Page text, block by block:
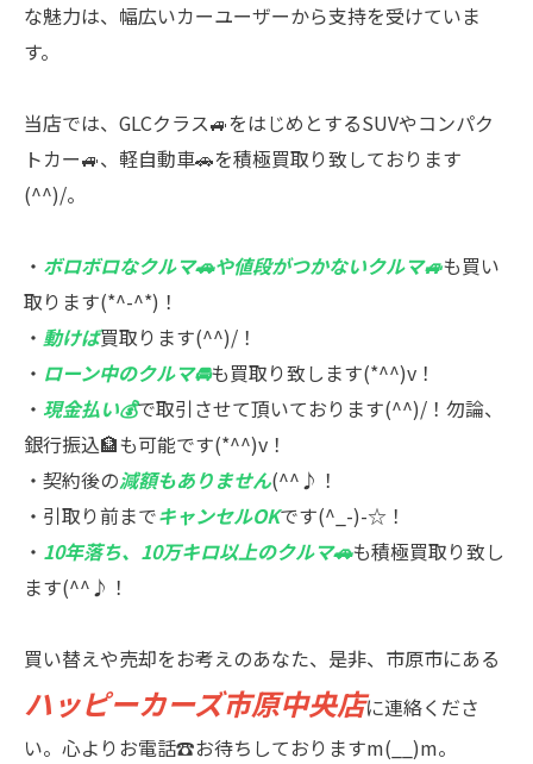
な魅力は、幅広いカーユーザーから支持を受けていま
す。
当店では、GLCクラス🚙をはじめとするSUVやコンパク
トカー🚙、軽自動車🚗を積極買取り致しております
(^^)/。
・ ボロボロなクルマ🚗や値段がつかないクルマ🚙も買い
取ります(*^-^*)！
・ 動けば買取ります(^^)/！
・ ローン中のクルマ🚘も買取り致します(*^^)v！
・ 現金払い💰で取引させて頂いております(^^)/！勿論、
銀行振込🏦も可能です(*^^)v！
・契約後の減額もありません(^^♪！
・引取り前までキャンセルOKです(^_-)-☆！
・ 10年落ち、10万キロ以上のクルマ🚗も積極買取り致し
ます(^^♪！
買い替えや売却をお考えのあなた、是非、市原市にある
ハッピーカーズ市原中央店に連絡くださ
い。心よりお電話☎お待ちしておりますm(__)m。